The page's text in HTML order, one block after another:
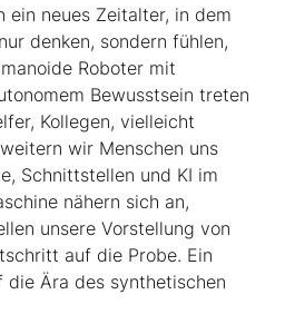
ein neues Zeitalter, in dem
denken, sondern fühlen,
Roboter mit
Bewusstsein treten
Kollegen, vielleicht
wir Menschen uns
Schnittstellen und KI im
nähern sich an,
unsere Vorstellung von
auf die Probe. Ein
die Ära des synthetischen